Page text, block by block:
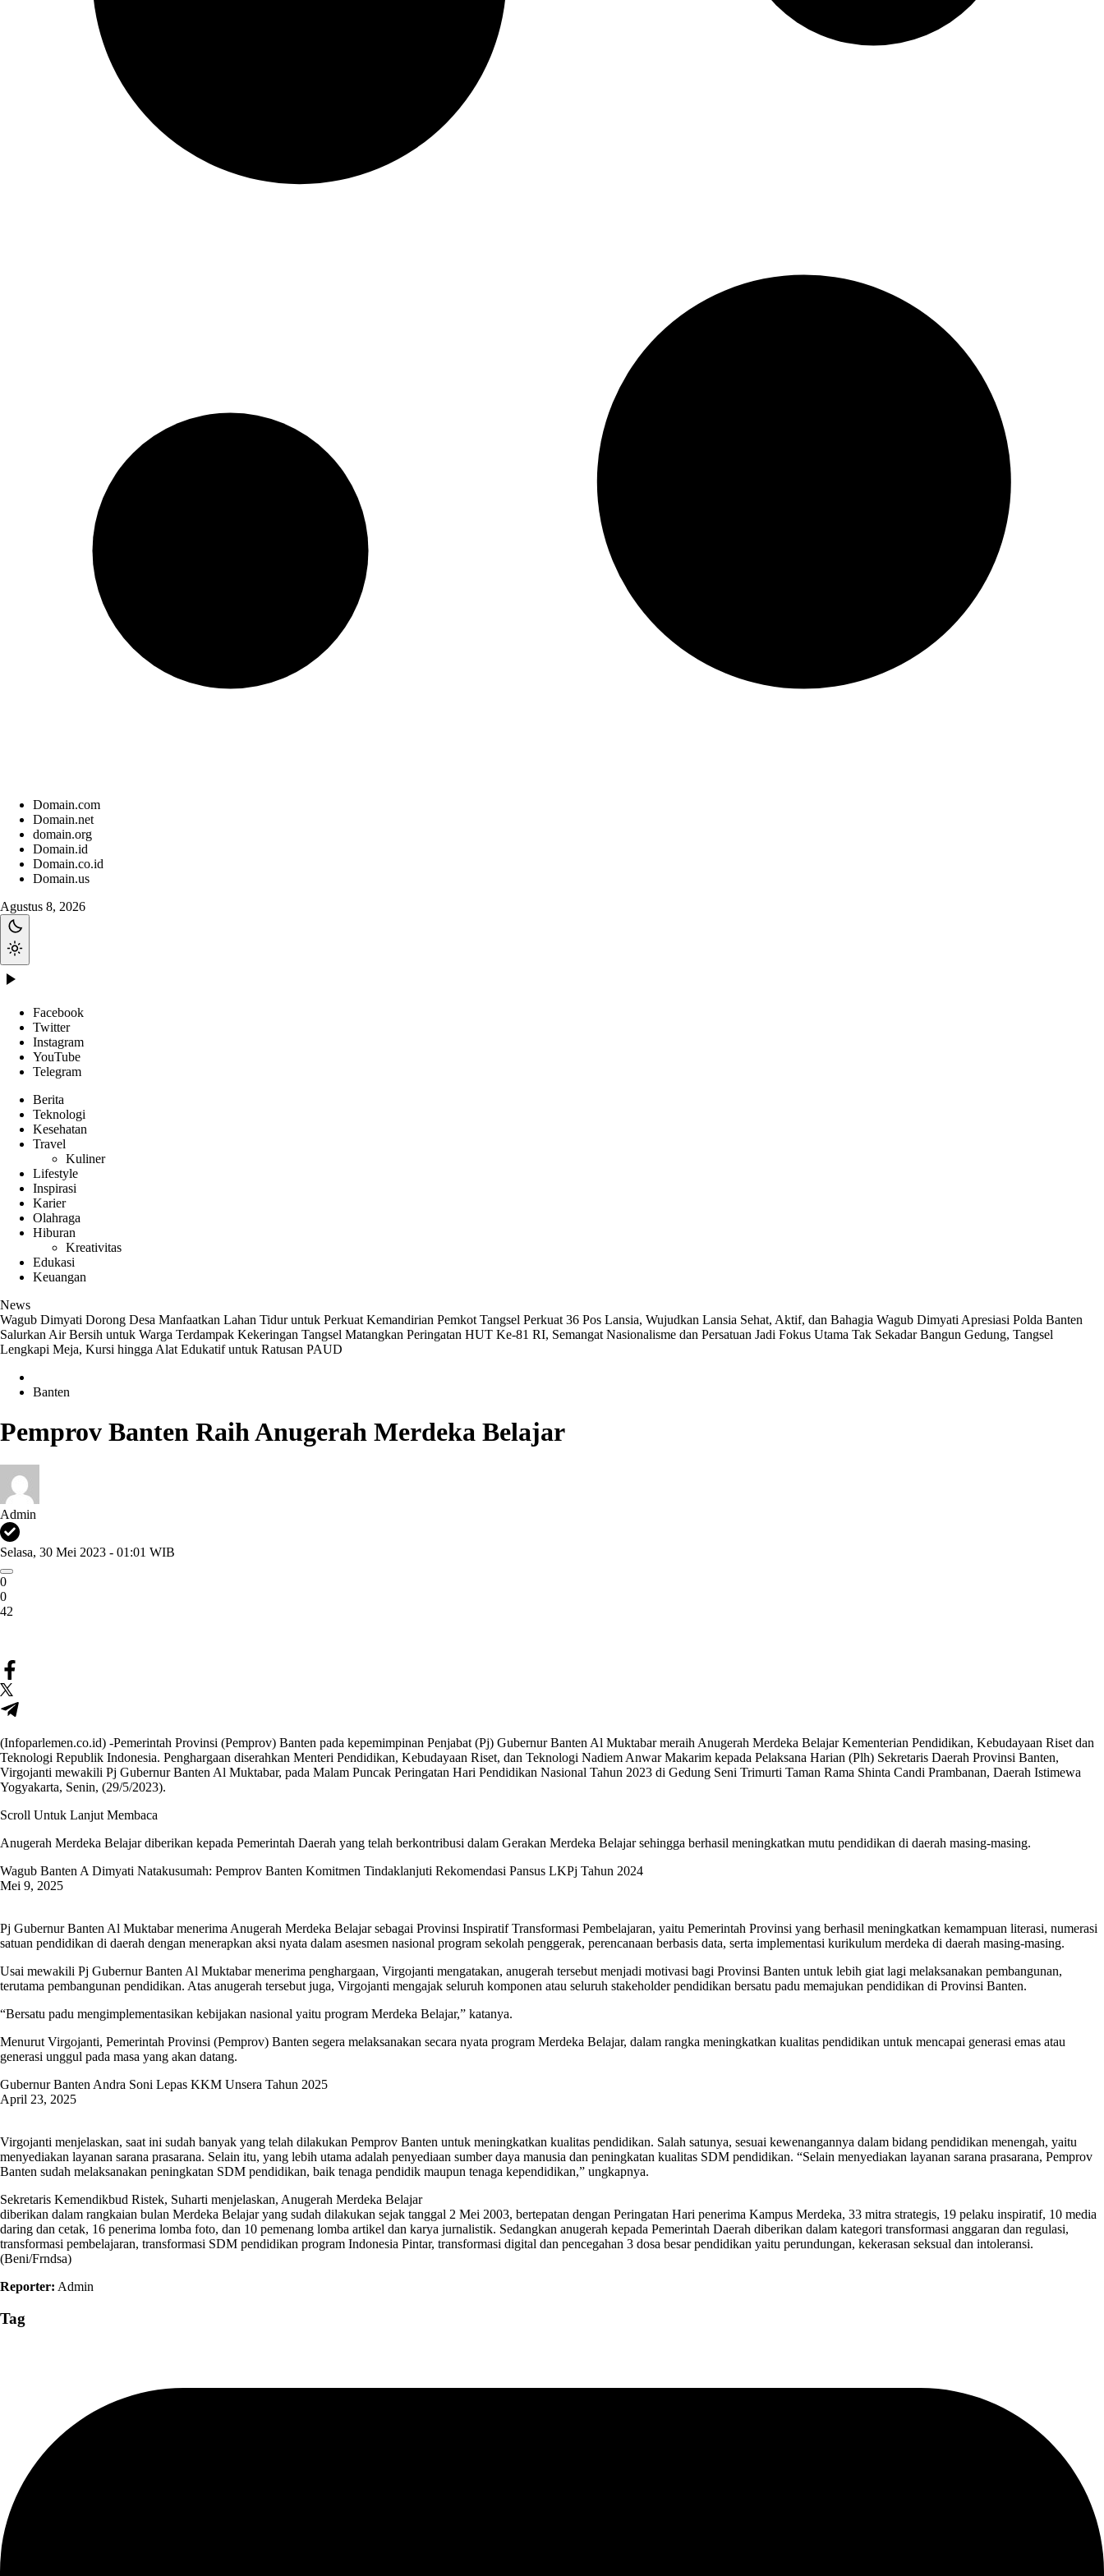
Domain.com
Domain.net
domain.org
Domain.id
Domain.co.id
Domain.us
Agustus 8, 2026
Facebook
Twitter
Instagram
YouTube
Telegram
Berita
Teknologi
Kesehatan
Travel
Kuliner
Lifestyle
Inspirasi
Karier
Olahraga
Hiburan
Kreativitas
Edukasi
Keuangan
News
Wagub Dimyati Dorong Desa Manfaatkan Lahan Tidur untuk Perkuat Kemandirian Pemkot Tangsel Perkuat 36 Pos Lansia, Wujudkan Lansia Sehat, Aktif, dan Bahagia Wagub Dimyati Apresiasi Polda Banten
Salurkan Air Bersih untuk Warga Terdampak Kekeringan Tangsel Matangkan Peringatan HUT Ke-81 RI, Semangat Nasionalisme dan Persatuan Jadi Fokus Utama Tak Sekadar Bangun Gedung, Tangsel
Lengkapi Meja, Kursi hingga Alat Edukatif untuk Ratusan PAUD
Banten
Pemprov Banten Raih Anugerah Merdeka Belajar
Admin
Selasa, 30 Mei 2023 - 01:01 WIB
0
0
42
(Infoparlemen.co.id) -Pemerintah Provinsi (Pemprov) Banten pada kepemimpinan Penjabat (Pj) Gubernur Banten Al Muktabar meraih Anugerah Merdeka Belajar Kementerian Pendidikan, Kebudayaan Riset dan
Teknologi Republik Indonesia. Penghargaan diserahkan Menteri Pendidikan, Kebudayaan Riset, dan Teknologi Nadiem Anwar Makarim kepada Pelaksana Harian (Plh) Sekretaris Daerah Provinsi Banten,
Virgojanti mewakili Pj Gubernur Banten Al Muktabar, pada Malam Puncak Peringatan Hari Pendidikan Nasional Tahun 2023 di Gedung Seni Trimurti Taman Rama Shinta Candi Prambanan, Daerah Istimewa
Yogyakarta, Senin, (29/5/2023).
Scroll Untuk Lanjut Membaca
Anugerah Merdeka Belajar diberikan kepada Pemerintah Daerah yang telah berkontribusi dalam Gerakan Merdeka Belajar sehingga berhasil meningkatkan mutu pendidikan di daerah masing-masing.
Wagub Banten A Dimyati Natakusumah: Pemprov Banten Komitmen Tindaklanjuti Rekomendasi Pansus LKPj Tahun 2024
Mei 9, 2025
Pj Gubernur Banten Al Muktabar menerima Anugerah Merdeka Belajar sebagai Provinsi Inspiratif Transformasi Pembelajaran, yaitu Pemerintah Provinsi yang berhasil meningkatkan kemampuan literasi, numerasi
satuan pendidikan di daerah dengan menerapkan aksi nyata dalam asesmen nasional program sekolah penggerak, perencanaan berbasis data, serta implementasi kurikulum merdeka di daerah masing-masing.
Usai mewakili Pj Gubernur Banten Al Muktabar menerima penghargaan, Virgojanti mengatakan, anugerah tersebut menjadi motivasi bagi Provinsi Banten untuk lebih giat lagi melaksanakan pembangunan,
terutama pembangunan pendidikan. Atas anugerah tersebut juga, Virgojanti mengajak seluruh komponen atau seluruh stakeholder pendidikan bersatu padu memajukan pendidikan di Provinsi Banten.
“Bersatu padu mengimplementasikan kebijakan nasional yaitu program Merdeka Belajar,” katanya.
Menurut Virgojanti, Pemerintah Provinsi (Pemprov) Banten segera melaksanakan secara nyata program Merdeka Belajar, dalam rangka meningkatkan kualitas pendidikan untuk mencapai generasi emas atau
generasi unggul pada masa yang akan datang.
Gubernur Banten Andra Soni Lepas KKM Unsera Tahun 2025
April 23, 2025
Virgojanti menjelaskan, saat ini sudah banyak yang telah dilakukan Pemprov Banten untuk meningkatkan kualitas pendidikan. Salah satunya, sesuai kewenangannya dalam bidang pendidikan menengah, yaitu
menyediakan layanan sarana prasarana. Selain itu, yang lebih utama adalah penyediaan sumber daya manusia dan peningkatan kualitas SDM pendidikan. “Selain menyediakan layanan sarana prasarana, Pemprov
Banten sudah melaksanakan peningkatan SDM pendidikan, baik tenaga pendidik maupun tenaga kependidikan,” ungkapnya.
Sekretaris Kemendikbud Ristek, Suharti menjelaskan, Anugerah Merdeka Belajar
diberikan dalam rangkaian bulan Merdeka Belajar yang sudah dilakukan sejak tanggal 2 Mei 2003, bertepatan dengan Peringatan Hari penerima Kampus Merdeka, 33 mitra strategis, 19 pelaku inspiratif, 10 media
daring dan cetak, 16 penerima lomba foto, dan 10 pemenang lomba artikel dan karya jurnalistik. Sedangkan anugerah kepada Pemerintah Daerah diberikan dalam kategori transformasi anggaran dan regulasi,
transformasi pembelajaran, transformasi SDM pendidikan program Indonesia Pintar, transformasi digital dan pencegahan 3 dosa besar pendidikan yaitu perundungan, kekerasan seksual dan intoleransi.
(Beni/Frndsa)
Reporter: Admin
Tag